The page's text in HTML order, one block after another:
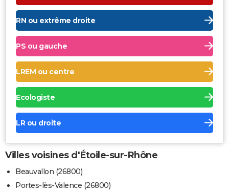
RN ou extrême droite
PS ou gauche
LREM ou centre
Ecologiste
LR ou droite
Villes voisines d'Étoile-sur-Rhône
Beauvallon (26800)
Portes-lès-Valence (26800)